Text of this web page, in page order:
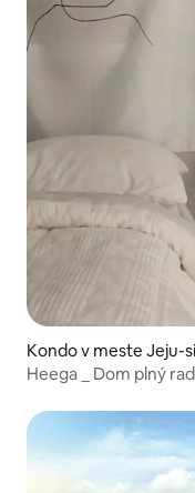
Kondo v meste Jeju-si
Heega _ Dom plný